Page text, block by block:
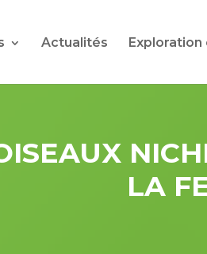
Actualités Exploration
LA